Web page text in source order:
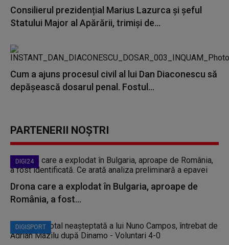
Consilierul prezidențial Marius Lazurca și șeful
Statului Major al Apărării, trimiși de...
Cum a ajuns procesul civil al lui Dan Diaconescu să
depășească dosarul penal. Fostul...
PARTENERII NOȘTRI
DIGI24
Drona care a explodat în Bulgaria, aproape de
România, a fost...
DIGISPORT